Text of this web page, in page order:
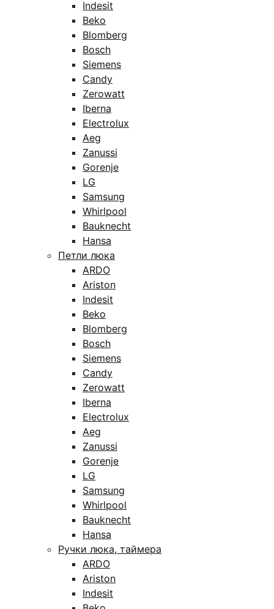
Indesit
Beko
Blomberg
Bosch
Siemens
Candy
Zerowatt
Iberna
Electrolux
Aeg
Zanussi
Gorenje
LG
Samsung
Whirlpool
Bauknecht
Hansa
Петли люка
ARDO
Ariston
Indesit
Beko
Blomberg
Bosch
Siemens
Candy
Zerowatt
Iberna
Electrolux
Aeg
Zanussi
Gorenje
LG
Samsung
Whirlpool
Bauknecht
Hansa
Ручки люка, таймера
ARDO
Ariston
Indesit